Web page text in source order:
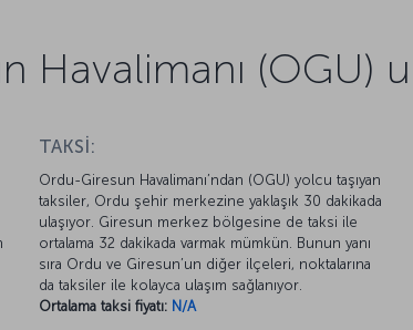
Havalimanı (OGU)
TAKSİ:
Ordu-Giresun Havalimanı’ndan (OGU) yolcu taşıyan
taksiler, Ordu şehir merkezine yaklaşık 30 dakikada
ulaşıyor. Giresun merkez bölgesine de taksi ile
ortalama 32 dakikada varmak mümkün. Bunun yanı
sıra Ordu ve Giresun’un diğer ilçeleri, noktalarına
da taksiler ile kolayca ulaşım sağlanıyor.
Ortalama taksi fiyatı: N/A